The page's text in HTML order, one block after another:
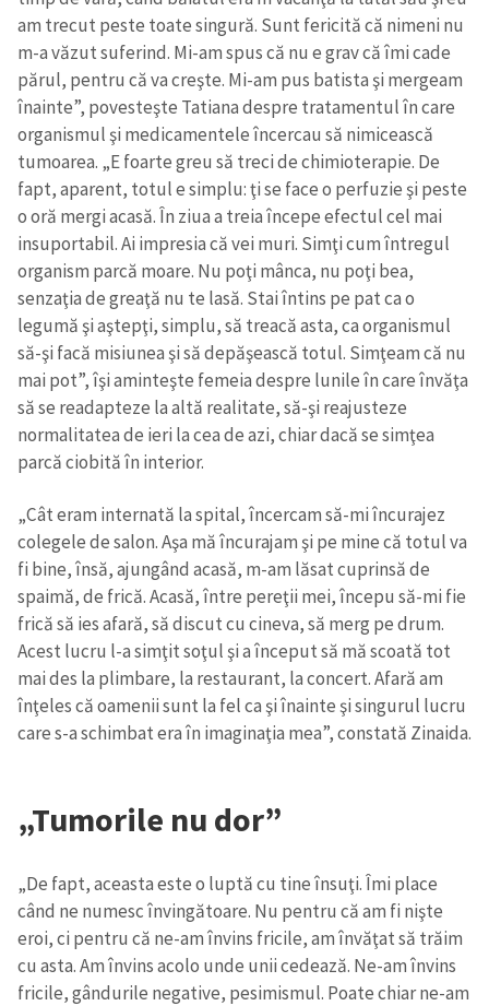
am trecut peste toate singură. Sunt fericită că nimeni nu
m-a văzut suferind. Mi-am spus că nu e grav că îmi cade
părul, pentru că va creşte. Mi-am pus batista şi mergeam
înainte”, povesteşte Tatiana despre tratamentul în care
organismul şi medicamentele încercau să nimicească
tumoarea. „E foarte greu să treci de chimioterapie. De
fapt, aparent, totul e simplu: ţi se face o perfuzie şi peste
o oră mergi acasă. În ziua a treia începe efectul cel mai
insuportabil. Ai impresia că vei muri. Simţi cum întregul
organism parcă moare. Nu poţi mânca, nu poţi bea,
senzaţia de greaţă nu te lasă. Stai întins pe pat ca o
legumă şi aştepţi, simplu, să treacă asta, ca organismul
să-şi facă misiunea şi să depăşească totul. Simţeam că nu
mai pot”, îşi aminteşte femeia despre lunile în care învăţa
să se readapteze la altă realitate, să-şi reajusteze
normalitatea de ieri la cea de azi, chiar dacă se simţea
parcă ciobită în interior.
„Cât eram internată la spital, încercam să-mi încurajez
colegele de salon. Aşa mă încurajam şi pe mine că totul va
fi bine, însă, ajungând acasă, m-am lăsat cuprinsă de
spaimă, de frică. Acasă, între pereţii mei, începu să-mi fie
frică să ies afară, să discut cu cineva, să merg pe drum.
Acest lucru l-a simţit soţul şi a început să mă scoată tot
mai des la plimbare, la restaurant, la concert. Afară am
înţeles că oamenii sunt la fel ca şi înainte şi singurul lucru
care s-a schimbat era în imaginaţia mea”, constată Zinaida.
„Tumorile nu dor”
„De fapt, aceasta este o luptă cu tine însuţi. Îmi place
când ne numesc învingătoare. Nu pentru că am fi nişte
eroi, ci pentru că ne-am învins fricile, am învăţat să trăim
cu asta. Am învins acolo unde unii cedează. Ne-am învins
fricile, gândurile negative, pesimismul. Poate chiar ne-am